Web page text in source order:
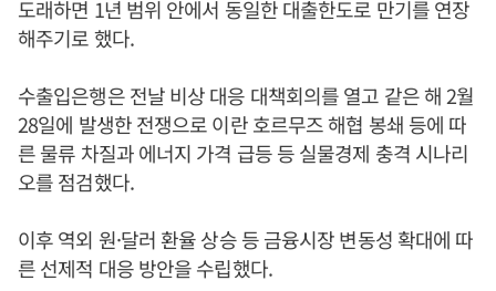
도래하면 1년 범위 안에서 동일한 대출한도로 만기를 연장
해주기로 했다.
수출입은행은 전날 비상 대응 대책회의를 열고 같은 해 2월
28일에 발생한 전쟁으로 이란 호르무즈 해협 봉쇄 등에 따
른 물류 차질과 에너지 가격 급등 등 실물경제 충격 시나리
오를 점검했다.
이후 역외 원·달러 환율 상승 등 금융시장 변동성 확대에 따
른 선제적 대응 방안을 수립했다.